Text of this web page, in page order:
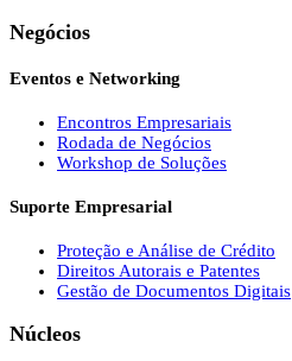
Negócios
Eventos e Networking
Encontros Empresariais
Rodada de Negócios
Workshop de Soluções
Suporte Empresarial
Proteção e Análise de Crédito
Direitos Autorais e Patentes
Gestão de Documentos Digitais
Núcleos